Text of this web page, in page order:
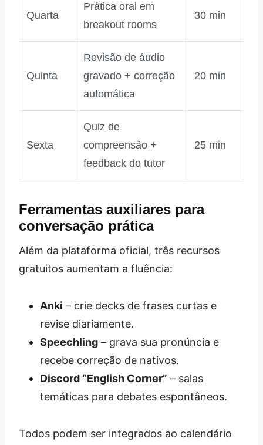
Quarta
Prática oral em
breakout rooms
30 min
Quinta
Revisão de áudio
gravado + correção
automática
20 min
Sexta
Quiz de
compreensão +
feedback do tutor
25 min
Ferramentas auxiliares para
conversação prática
Além da plataforma oficial, três recursos
gratuitos aumentam a fluência:
Anki – crie decks de frases curtas e
revise diariamente.
Speechling – grava sua pronúncia e
recebe correção de nativos.
Discord “English Corner” – salas
temáticas para debates espontâneos.
Todos podem ser integrados ao calendário